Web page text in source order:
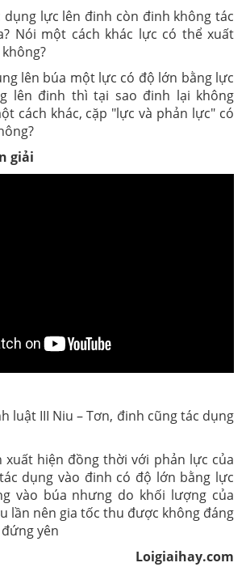
dụng lực lên đinh còn đinh không tác
Nói một cách khác lực có thể xuất
lên búa một lực có độ lớn bằng lực
lên đinh thì tại sao đinh lại không
cách khác, cặp "lực và phản lực" có
giải
luật III Niu – Tơn, đinh cũng tác dụng
xuất hiện đồng thời với phản lực của
dụng vào đinh có độ lớn bằng lực
vào búa nhưng do khối lượng của
lần nên gia tốc thu được không đáng
yên
Loigiaihay.com